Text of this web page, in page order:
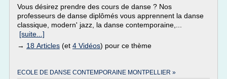
Vous désirez prendre des cours de danse ? Nos
professeurs de danse diplômés vous apprennent la danse
classique, modern' jazz, la danse contemporaine,...
[suite...]
→ 18 Articles (et 4 Vidéos) pour ce thème
ECOLE DE DANSE CONTEMPORAINE MONTPELLIER »